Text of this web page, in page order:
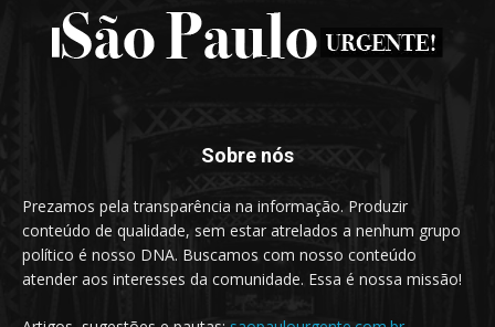
Sobre nós
Prezamos pela transparência na informação. Produzir
conteúdo de qualidade, sem estar atrelados a nenhum grupo
político é nosso DNA. Buscamos com nosso conteúdo
atender aos interesses da comunidade. Essa é nossa missão!